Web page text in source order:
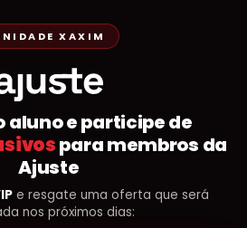
XAXIM
aluno e participe de
para membros da
Ajuste
e resgate uma oferta que será
nos próximos dias: